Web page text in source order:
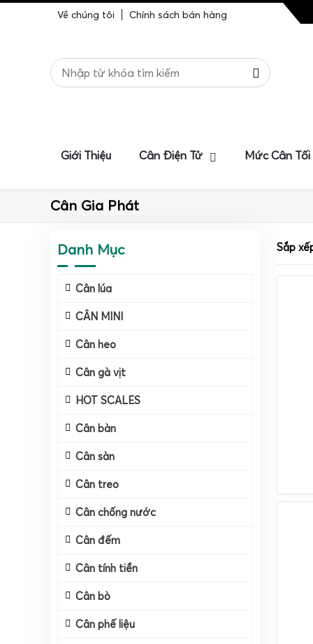
Về chúng tôi Chính sách bán hàng
Giới Thiệu Cân Điện Tử Mức Cân
Cân Gia Phát
Danh Mục
Cân lúa
CÂN MINI
Cân heo
Cân gà vịt
HOT SCALES
Cân bàn
Cân sàn
Cân treo
Cân chống nước
Cân đếm
Cân tính tiền
Cân bò
Cân phế liệu
Sắp